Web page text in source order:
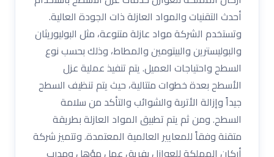
أحدث التقنيات والمواد العازلة ذات الجودة العالية.
وتستخدم الشركة مواد عازلة متنوعة، مثل البوليوريثان
والبوليسترين والبيتومين والمطاط، وذلك بحسب نوع
السطح واحتياجات العميل. يتم تنفيذ عملية عزل
الأسطح بعدة خطوات متتالية، حيث يتم تنظيف السطح
جيداً وإزالة الأتربة والشوائب والتأكد من سلامة
السطح. ومن ثم يتم تطبيق المواد العازلة بطريقة
متقنة وفقاً للمعايير العالمية المعتمدة. وتتميز شركة